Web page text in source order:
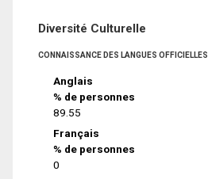
Diversité Culturelle
CONNAISSANCE DES LANGUES OFFICIELLES
Anglais
% de personnes
89.55
Français
% de personnes
0